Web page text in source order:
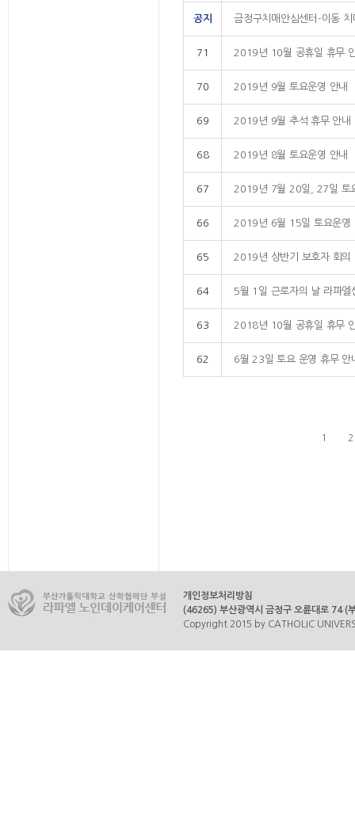
공지 금정구치매안심센터-이동 치
71 2019년 10월 공휴일 휴무
70 2019년 9월 토요운영 안내
69 2019년 9월 추석 휴무 안내
68 2019년 8월 토요운영 안내
67 2019년 7월 20일, 27일 토
66 2019년 6월 15일 토요운영
65 2019년 상반기 보호자 회의
64 5월 1일 근로자의 날 라파엘
63 2018년 10월 공휴일 휴무
62 6월 23일 토요 운영 휴무 안
1 2
개인정보처리방침
(46265) 부산광역시 금정구 오륜대로 74
Copyright 2015 by CATHOLIC